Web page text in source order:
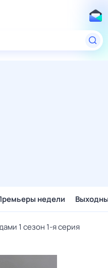
недели
1 сезон 1-я серия